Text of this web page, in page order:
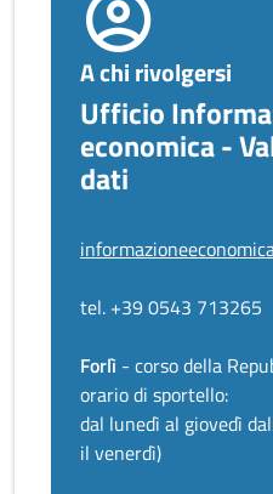
A chi rivolgersi
Ufficio
economica -
dati
tel. +39 0543 713265
Forlì - corso della
orario di sportello:
dal lunedì al giovedì
il venerdì)